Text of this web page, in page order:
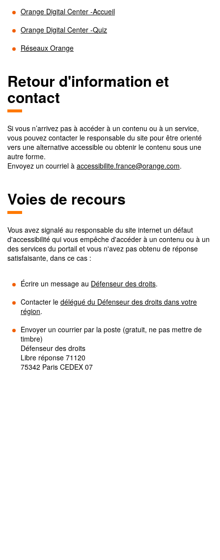
Orange Digital Center -Accueil
Orange Digital Center -Quiz
Réseaux Orange
Retour d'information et
contact
Si vous n’arrivez pas à accéder à un contenu ou à un service,
vous pouvez contacter le responsable du site pour être orienté
vers une alternative accessible ou obtenir le contenu sous une
autre forme.
Envoyez un courriel à accessibilite.france@orange.com.
Voies de recours
Vous avez signalé au responsable du site internet un défaut
d'accessibilité qui vous empêche d'accéder à un contenu ou à un
des services du portail et vous n'avez pas obtenu de réponse
satisfaisante, dans ce cas :
Écrire un message au Défenseur des droits.
Contacter le délégué du Défenseur des droits dans votre
région.
Envoyer un courrier par la poste (gratuit, ne pas mettre de
timbre)
Défenseur des droits
Libre réponse 71120
75342 Paris CEDEX 07